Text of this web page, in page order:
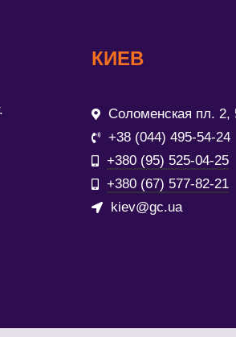
КИЕВ
Соломенская пл. 2,
+38 (044) 495-54-24
+380 (95) 525-04-25
+380 (67) 577-82-21
kiev@gc.ua